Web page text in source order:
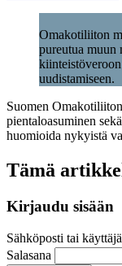
Omakotiliiton
pureutua muun
uudistamiseen.
Suomen
pientaloasuminen
huomioida nykyistä
Tämä
Kirjaudu sisään
Sähköposti tai
Salasana